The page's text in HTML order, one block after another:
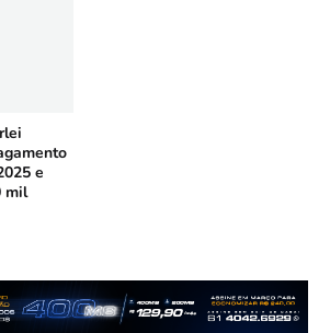
e
mil